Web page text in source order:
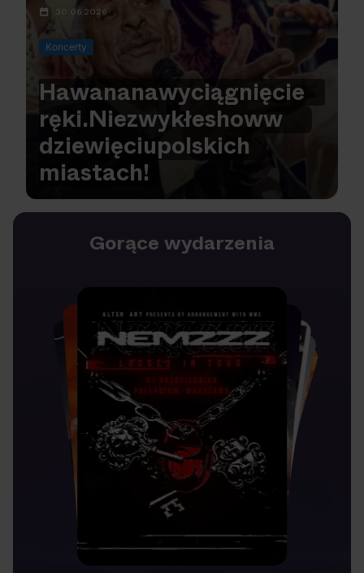
30.06.2026
Koncerty
Hawananawyciągnięcie
ręki.Niezwykłeshoww
dziewięciupolskich
miastach!
Gorące wydarzenia